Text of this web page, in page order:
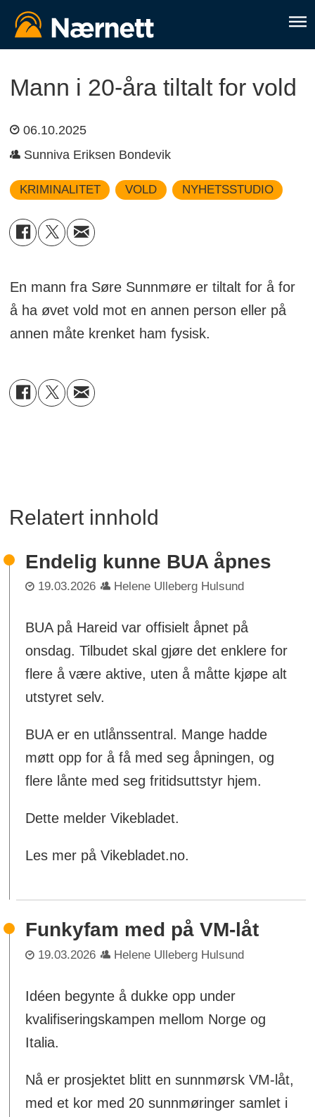
Mann i 20-åra tiltalt for vold
06.10.2025
Sunniva Eriksen Bondevik
KRIMINALITET VOLD NYHETSSTUDIO
En mann fra Søre Sunnmøre er tiltalt for å for
å ha øvet vold mot en annen person eller på
annen måte krenket ham fysisk.
Relatert innhold
Endelig kunne BUA åpnes
19.03.2026 Helene Ulleberg Hulsund
BUA på Hareid var offisielt åpnet på
onsdag. Tilbudet skal gjøre det enklere for
flere å være aktive, uten å måtte kjøpe alt
utstyret selv.
BUA er en utlånssentral. Mange hadde
møtt opp for å få med seg åpningen, og
flere lånte med seg fritidsuttstyr hjem.
Dette melder Vikebladet.
Les mer på Vikebladet.no.
Funkyfam med på VM-låt
19.03.2026 Helene Ulleberg Hulsund
Idéen begynte å dukke opp under
kvalifiseringskampen mellom Norge og
Italia.
Nå er prosjektet blitt en sunnmørsk VM-låt,
med et kor med 20 sunnmøringer samlet i